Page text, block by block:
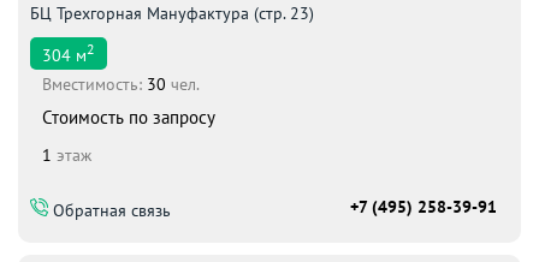
БЦ Трехгорная Мануфактура (стр. 23)
304 м2
Вместимоcть: 30 чел.
Стоимость по запросу
1 этаж
Обратная связь +7 (495) 258-39-91